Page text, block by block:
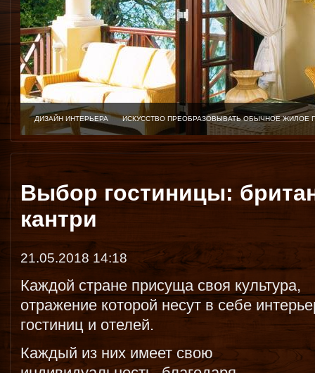
ДИЗАЙН ИНТЕРЬЕРА ИСКУССТВО ПРЕОБРАЗОВЫВАТЬ ОБЫЧНОЕ
Выбор гостиницы:
кантри
21.05.2018 14:18
Каждой стране присуща своя культура,
отражение которой несут в себе
гостиниц и отелей.
Каждый из них имеет свою